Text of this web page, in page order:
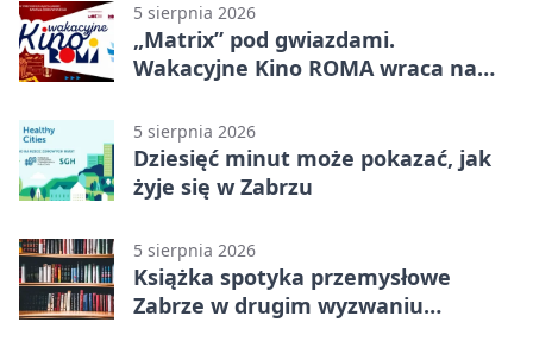
5 sierpnia 2026
„Matrix” pod gwiazdami.
Wakacyjne Kino ROMA wraca na
5 sierpnia 2026
Dziesięć minut może pokazać, jak
żyje się w Zabrzu
5 sierpnia 2026
Książka spotyka przemysłowe
Zabrze w drugim wyzwaniu